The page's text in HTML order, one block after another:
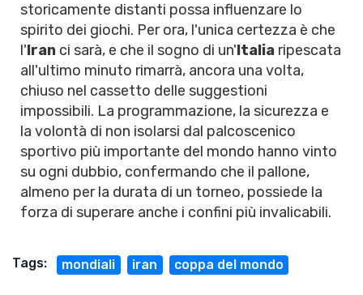
storicamente distanti possa influenzare lo
spirito dei giochi. Per ora, l'unica certezza è che
l'Iran ci sarà, e che il sogno di un'Italia ripescata
all'ultimo minuto rimarrà, ancora una volta,
chiuso nel cassetto delle suggestioni
impossibili. La programmazione, la sicurezza e
la volontà di non isolarsi dal palcoscenico
sportivo più importante del mondo hanno vinto
su ogni dubbio, confermando che il pallone,
almeno per la durata di un torneo, possiede la
forza di superare anche i confini più invalicabili.
Tags: mondiali iran coppa del mondo